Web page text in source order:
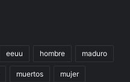
eeuu hombre maduro
muertos mujer